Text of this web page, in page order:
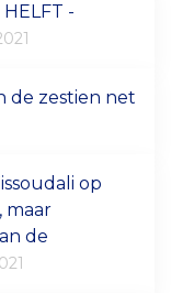
HELFT -
de zestien net
op
maar
de